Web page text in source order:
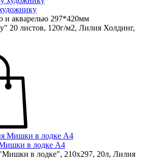
и акварелью 297*420мм
20 листов, 120г/м2, Лилия Холдинг,
в лодке А4
в лодке", 210х297, 20л, Лилия